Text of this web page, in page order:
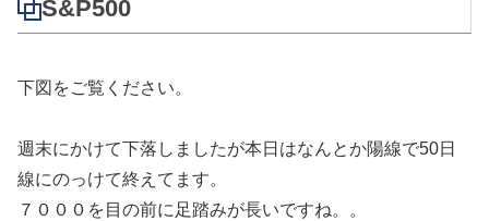
S&P500
下図をご覧ください。
週末にかけて下落しましたが本日はなんとか陽線で50日
線にのっけて終えてます。
７０００を目の前に足踏みが長いですね。。